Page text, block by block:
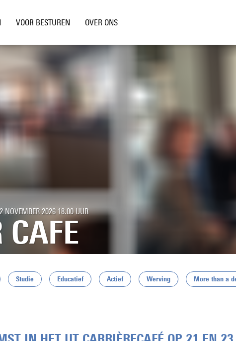
VOOR BESTUREN OVER ONS
NOVEMBER 2026 18.00 UUR
CAFE
Studie Educatief Actief Werving More than a